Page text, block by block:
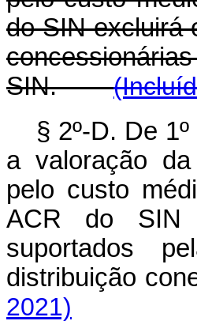
do SIN excluirá
SIN.
§ 2º-D. De
a valoração
pelo custo
ACR do SIN
suportados
distribuição
2021)